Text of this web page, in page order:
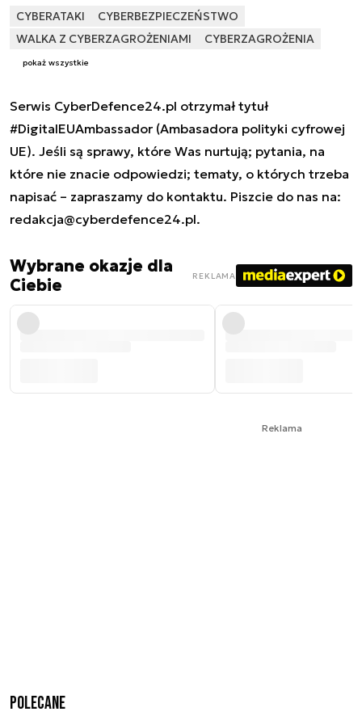
CYBERATAKI
CYBERBEZPIECZEŃSTWO
WALKA Z CYBERZAGROŻENIAMI
CYBERZAGROŻENIA
pokaż wszystkie
Serwis CyberDefence24.pl otrzymał tytuł
#DigitalEUAmbassador (Ambasadora polityki cyfrowej
UE). Jeśli są sprawy, które Was nurtują; pytania, na
które nie znacie odpowiedzi; tematy, o których trzeba
napisać – zapraszamy do kontaktu. Piszcie do nas na:
redakcja@cyberdefence24.pl.
Wybrane okazje dla
Ciebie
REKLAMA
Reklama
Polecane